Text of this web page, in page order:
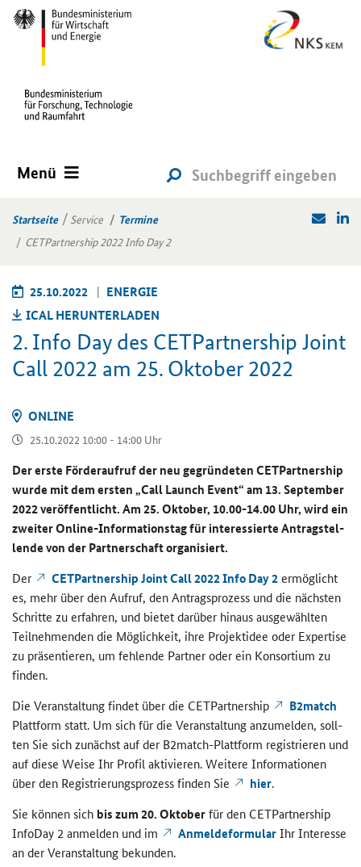
Menü
Startseite Service
Termine
CETPartnership 2022 Info Day 2
25.10.2022
EN­ER­GIE
ICAL HER­UN­TER­LA­DEN
2. Info Day des CET­Part­ner­ship Joint
Call 2022 am 25. Ok­to­ber 2022
ON­LINE
25.10.2022 10:00 - 14:00 Uhr
Der erste För­der­auf­ruf der neu ge­grün­de­tenCETPartnership
wurde mit dem ers­ten „Call Launch Event“ am 13. Sep­tem­ber
2022 ver­öf­fent­licht. Am 25. Ok­to­ber, 10.00-14.00 Uhr, wird ein
zwei­terOnline-​Informationstag für in­ter­es­sier­te An­trag­stel­
len­de von der Part­ner­schaft or­ga­ni­siert.
Der CETPartnership Joint Call2022Info Day2er­mög­licht
es, mehr über den Auf­ruf, den An­trags­pro­zess und die nächs­ten
Schrit­te zu er­fah­ren, und bie­tet dar­über hin­aus aus­ge­wähl­ten
Teil­neh­men­den die Mög­lich­keit, ihre Pro­jekt­idee oder Ex­per­ti­se
zu prä­sen­tie­ren, um feh­len­de Part­ner oder ein Kon­sor­ti­um zu
fin­den.
Die Ver­an­stal­tung fin­det über die CETPartnership B2match
Platt­form statt. Um sich für die Ver­an­stal­tung an­zu­mel­den, soll­
ten Sie sich zu­nächst auf der B2match-​Plattform re­gis­trie­ren und
auf diese Weise Ihr Pro­fil ak­ti­vie­ren. Wei­te­re In­for­ma­tio­nen
über den Re­gis­trie­rungs­pro­zess fin­den Sie
hier.
Sie kön­nen sich bis zum 20. Ok­to­berfür den CETPartnership
In­fo­Day 2 an­mel­den und im
An­mel­de­for­mu­larIhr In­ter­es­se
an der Ver­an­stal­tung be­kun­den.